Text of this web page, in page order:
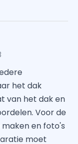
het dak
van het dak en
Voor de
en foto's
moet